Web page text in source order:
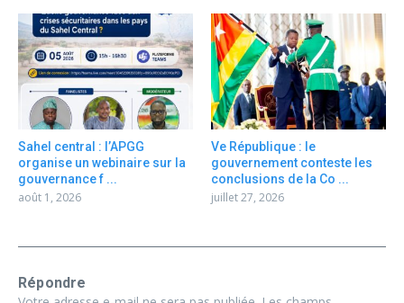
Sahel central : l’APGG
organise un webinaire sur la
gouvernance f ...
août 1, 2026
Ve République : le
gouvernement conteste les
conclusions de la Co ...
juillet 27, 2026
Répondre